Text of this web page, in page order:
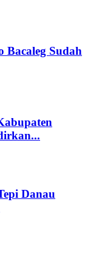
Bacaleg Sudah
Danau